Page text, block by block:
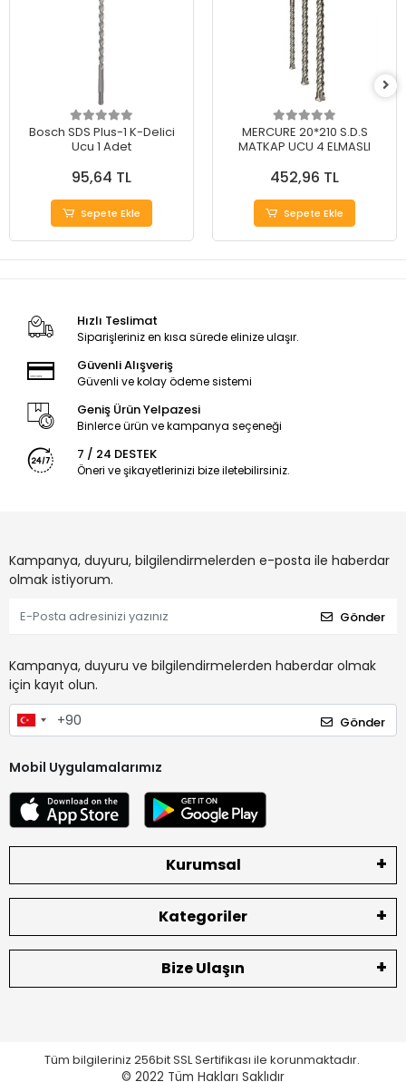
Bosch SDS Plus-1 K-Delici
Ucu 1 Adet
95,64 TL
Sepete Ekle
MERCURE 20*210 S.D.S
MATKAP UCU 4 ELMASLI
452,96 TL
Sepete Ekle
Hızlı Teslimat
Siparişleriniz en kısa sürede elinize ulaşır.
Güvenli Alışveriş
Güvenli ve kolay ödeme sistemi
Geniş Ürün Yelpazesi
Binlerce ürün ve kampanya seçeneği
7 / 24 DESTEK
Öneri ve şikayetlerinizi bize iletebilirsiniz.
Kampanya, duyuru, bilgilendirmelerden e-posta ile haberdar
olmak istiyorum.
Gönder
Kampanya, duyuru ve bilgilendirmelerden haberdar olmak
için kayıt olun.
Gönder
Mobil Uygulamalarımız
Kurumsal
Kategoriler
Bize Ulaşın
Tüm bilgileriniz 256bit SSL Sertifikası ile korunmaktadır.
© 2022 Tüm Hakları Saklıdır